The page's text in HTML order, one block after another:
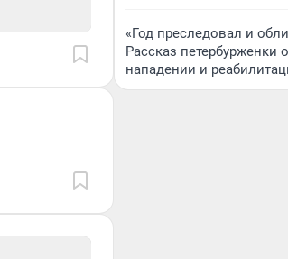
«Год преследовал и
Рассказ петербурженки
нападении и